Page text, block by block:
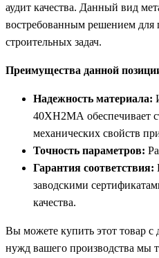
аудит качества. Данный вид
востребованным решением
строительных задач.
Преимущества данной
Надежность материала:
40ХН2МА обеспечивает
механических свойств
Точность параметров:
Гарантия соответствия:
заводскими
качества.
Вы можете купить этот товар с
нужд вашего производства мы